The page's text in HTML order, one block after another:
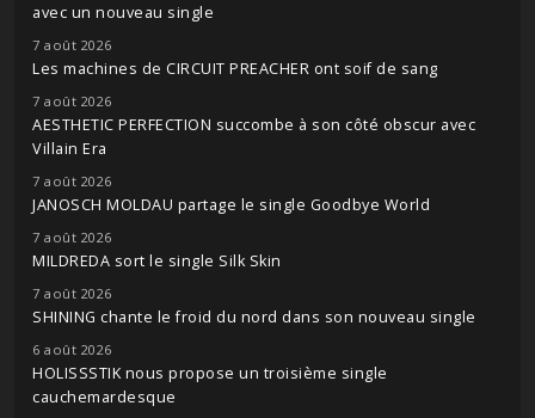
avec un nouveau single
7 août 2026
Les machines de CIRCUIT PREACHER ont soif de sang
7 août 2026
AESTHETIC PERFECTION succombe à son côté obscur avec
Villain Era
7 août 2026
JANOSCH MOLDAU partage le single Goodbye World
7 août 2026
MILDREDA sort le single Silk Skin
7 août 2026
SHINING chante le froid du nord dans son nouveau single
6 août 2026
HOLISSSTIK nous propose un troisième single
cauchemardesque